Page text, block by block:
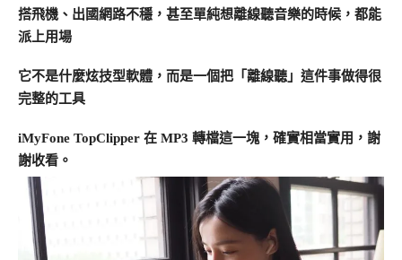
搭飛機、出國網路不穩，甚至單純想離線聽音樂的時候，都能
派上用場
它不是什麼炫技型軟體，而是一個把「離線聽」這件事做得很
完整的工具
iMyFone TopClipper 在 MP3 轉檔這一塊，確實相當實用，謝
謝收看。